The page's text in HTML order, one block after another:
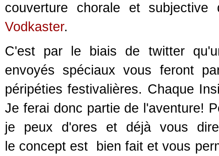
couverture chorale et
Vodkaster.
C'est par le biais de twitter
envoyés spéciaux vous feront
péripéties festivalières. Chaque
Je ferai donc partie de l'aventure!
je peux d'ores et déjà vous
le concept est bien fait et vous